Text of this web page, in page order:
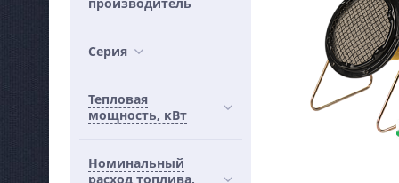
Серия
Тепловая
мощность, кВт
Номинальный
расход топлива,